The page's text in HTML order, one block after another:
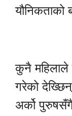
यौनिकताको
कुनै महिलाले
गरेको
अर्को